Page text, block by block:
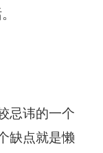
忌讳的一个
缺点就是懒